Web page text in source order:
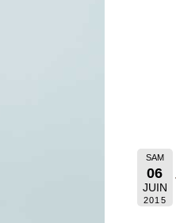
SAM
06
JUIN
2015